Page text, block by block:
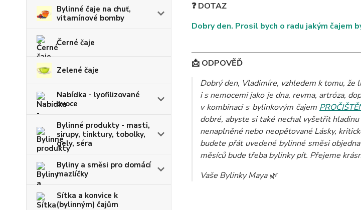
Bylinné čaje na chuť,
vitamínové bomby
Černé čaje
Zelené čaje
Nabídka - lyofilizované
ovoce
Bylinné produkty - masti,
sirupy, tinktury, tobolky,
gely, séra
Byliny a směsi pro domácí
mazlíčky
Sítka a konvice k
(bylinným) čajům
❓ DOTAZ
Dobry den. Prosil bych o radu jakým čajem
📩 ODPOVĚĎ
Dobrý den, Vladimíre, vzhledem k tomu, že
i s nemocemi jako je dna, revma, artróza,
v kombinaci s bylinkovým čajem
dobré, abyste si také nechal vyšetřit
nenaplněné nebo neopětované Lásky,
budete přát uvedené bylinné směsi
měsíců bude třeba bylinky pít. Přejeme
Vaše Bylinky Maya 🌿